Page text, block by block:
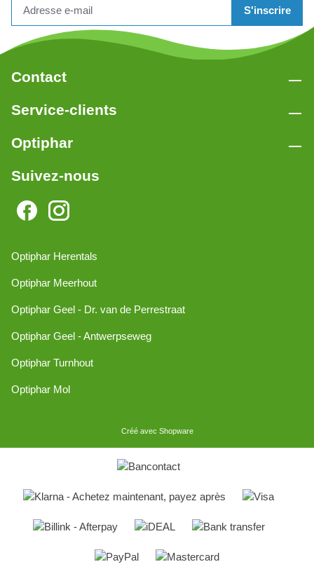
S'inscrire
Contact
Service-clients
Optiphar
Suivez-nous
Optiphar Herentals
Optiphar Meerhout
Optiphar Geel - Dr. van de Perrestraat
Optiphar Geel - Antwerpseweg
Optiphar Turnhout
Optiphar Mol
Créé avec Shopware